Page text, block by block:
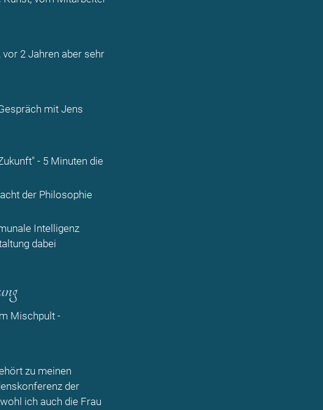
2 Jahren aber sehr
mit Jens
- 5 Minuten die
der Philosophie
Intelligenz
dabei
Mischpult -
zu meinen
der
ich auch die Frau